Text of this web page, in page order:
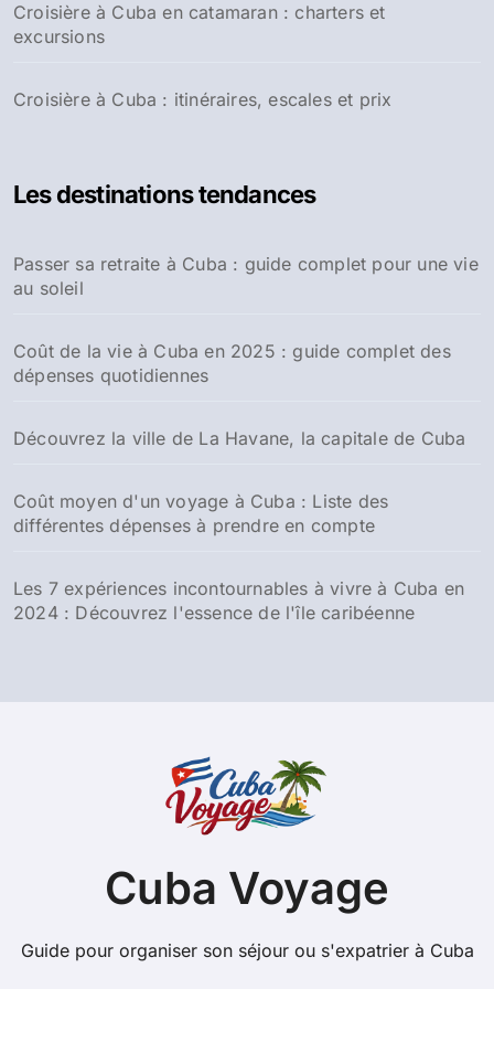
Croisière à Cuba en catamaran : charters et
excursions
Croisière à Cuba : itinéraires, escales et prix
Les destinations tendances
Passer sa retraite à Cuba : guide complet pour une vie
au soleil
Coût de la vie à Cuba en 2025 : guide complet des
dépenses quotidiennes
Découvrez la ville de La Havane, la capitale de Cuba
Coût moyen d'un voyage à Cuba : Liste des
différentes dépenses à prendre en compte
Les 7 expériences incontournables à vivre à Cuba en
2024 : Découvrez l'essence de l'île caribéenne
Cuba Voyage
Guide pour organiser son séjour ou s'expatrier à Cuba